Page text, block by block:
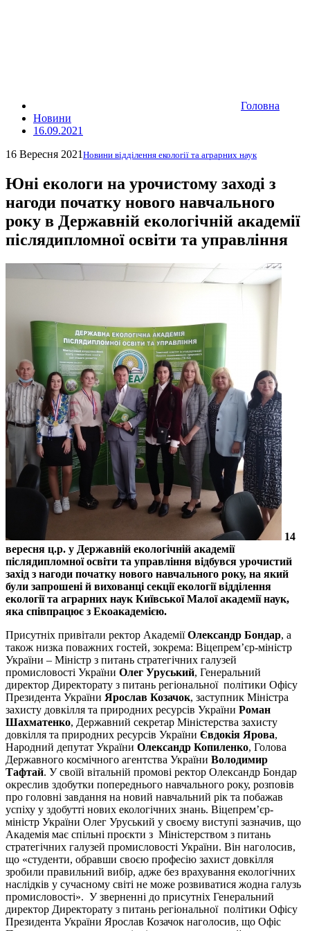
Головна
Новини
16.09.2021
16 Вересня 2021 Новини відділення екології та аграрних наук
Юні екологи на урочистому заході з
нагоди початку нового навчального
року в Державній екологічній академії
післядипломної освіти та управління
14
вересня ц.р. у Державній екологічній академії
післядипломної освіти та управління відбувся урочистий
захід з нагоди початку нового навчального року, на який
були запрошені й вихованці секції екології відділення
екології та аграрних наук Київської Малої академії наук,
яка співпрацює з Екоакадемією.
Присутніх привітали ректор АкадеміїОлександр Бондар, а
також низка поважних гостей, зокрема: Віцепрем’єр-міністр
України – Міністр з питань стратегічних галузей
промисловості України Олег Уруський, Генеральний
директор Директорату з питань регіональної політики Офісу
Президента України Ярослав Козачок, заступник Міністра
захисту довкілля та природних ресурсів України Роман
Шахматенко, Державний секретар Міністерства захисту
довкілля та природних ресурсів України Євдокія Ярова,
Народний депутат України Олександр Копиленко, Голова
Державного космічного агентства України Володимир
Тафтай. У своїй вітальній промові ректор Олександр Бондар
окреслив здобутки попереднього навчального року, розповів
про головні завдання на новий навчальний рік та побажав
успіху у здобутті нових екологічних знань. Віцепрем’єр-
міністр України Олег Уруський у своєму виступі зазначив, що
Академія має спільні проєкти з Міністерством з питань
стратегічних галузей промисловості України. Він наголосив,
що «студенти, обравши своєю професію захист довкілля
зробили правильний вибір, адже без врахування екологічних
наслідків у сучасному світі не може розвиватися жодна галузь
промисловості». У зверненні до присутніх Генеральний
директор Директорату з питань регіональної політики Офісу
Президента України Ярослав Козачок наголосив, що Офіс